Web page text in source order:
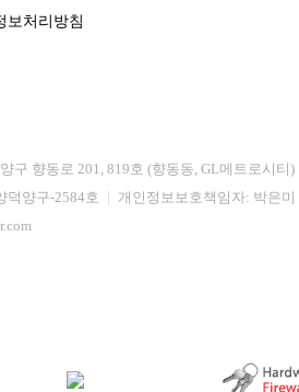
보처리방침
구 향동로 201, 819호 (향동동, GL메트로시티)
덕양구-2584호 개인정보보호책임자: 박은미